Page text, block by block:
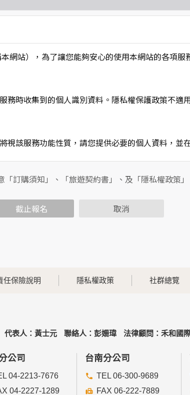
網站），為了讓您能夠安心的使用本網站的各項
務時收集到的個人識別資料。隱私權保護政策不適
該服務功能性質，請您提供必要的個人資料，並
留您所提供的姓名、電子郵件地址、聯絡方式及使
線設備的IP位址、使用時間、使用的瀏覽器、瀏覽
與分析，分析結果之統計數據或說明文字呈現，除
其他個人、團體、私人企業或公務機關，但有法律
「訂購須知」、「旅遊契約書」、及「隱私權政策」
截止報名 取消
任保險說明 隱私權政策 社群總覽
代表人：黃士元 聯絡人：彭姍瑋 法律顧問：禾和國
公司
04-2213-7676
04-2227-1289
台南分公司
TEL 06-300-9689
FAX 06-222-7889